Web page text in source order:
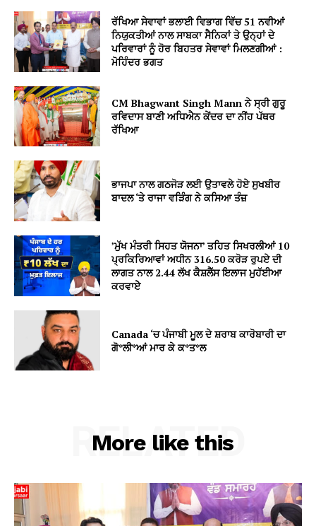
ਰੱਖਿਆ ਸੇਵਾਵਾਂ ਭਲਾਈ ਵਿਭਾਗ ਵਿੱਚ 51 ਨਵੀਆਂ
ਨਿਯੁਕਤੀਆਂ ਨਾਲ ਸਾਬਕਾ ਸੈਨਿਕਾਂ ਤੇ ਉਨ੍ਹਾਂ ਦੇ
ਪਰਿਵਾਰਾਂ ਨੂੰ ਹੋਰ ਬਿਹਤਰ ਸੇਵਾਵਾਂ ਮਿਲਣਗੀਆਂ :
ਮੋਹਿੰਦਰ ਭਗਤ
CM Bhagwant Singh Mann ਨੇ ਸ੍ਰੀ ਗੁਰੂ
ਰਵਿਦਾਸ ਬਾਣੀ ਅਧਿਐਨ ਕੇਂਦਰ ਦਾ ਨੀਂਹ ਪੱਥਰ
ਰੱਖਿਆ
ਭਾਜਪਾ ਨਾਲ ਗਠਜੋੜ ਲਈ ਉਤਾਵਲੇ ਹੋਏ ਸੁਖਬੀਰ
ਬਾਦਲ ‘ਤੇ ਰਾਜਾ ਵੜਿੰਗ ਨੇ ਕਸਿਆ ਤੰਜ਼
’ਮੁੱਖ ਮੰਤਰੀ ਸਿਹਤ ਯੋਜਨਾ’ ਤਹਿਤ ਸਿਖਰਲੀਆਂ 10
ਪ੍ਰਕਿਰਿਆਵਾਂ ਅਧੀਨ 316.50 ਕਰੋੜ ਰੁਪਏ ਦੀ
ਲਾਗਤ ਨਾਲ 2.44 ਲੱਖ ਕੈਸ਼ਲੈੱਸ ਇਲਾਜ ਮੁਹੱਈਆ
ਕਰਵਾਏੇ
Canada ‘ਚ ਪੰਜਾਬੀ ਮੂਲ ਦੇ ਸ਼ਰਾਬ ਕਾਰੋਬਾਰੀ ਦਾ
ਗੋ*ਲੀ*ਆਂ ਮਾਰ ਕੇ ਕ*ਤ*ਲ
More like this
RELATED